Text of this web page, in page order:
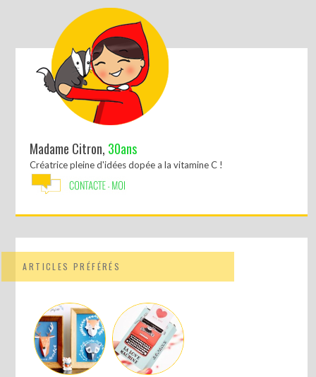
Madame Citron, 30ans
Créatrice pleine d'idées dopée a la vitamine C !
ARTICLES PRÉFÉRÉS